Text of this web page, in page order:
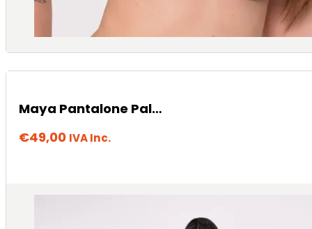
Maya Pantalone Palazzo
€49,00 IVA Inc.